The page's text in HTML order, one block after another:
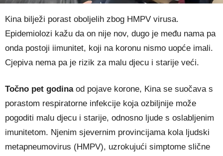
Kina bilježi porast oboljelih zbog HMPV virusa.
Epidemiolozi kažu da on nije nov, dugo je među nama pa
onda postoji iimunitet, koji na koronu nismo uopće imali.
Cjepiva nema pa je rizik za malu djecu i starije veći.
Točno pet godinaod pojave korone, Kina se suočava s
porastom respiratorne infekcije koja ozbiljnije može
pogoditi malu djecu i starije, odnosno ljude s oslabljenim
imunitetom. Njenim sjevernim provincijama kola ljudski
metapneumovirus (HMPV), uzrokujući simptome slične